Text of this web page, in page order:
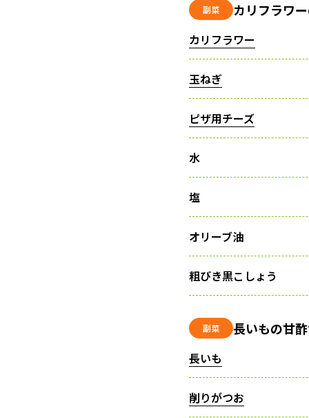
副菜 カリフラワ
カリフラワー
玉ねぎ
ピザ用チーズ
水
塩
オリーブ油
粗びき黒こしょう
副菜 長いもの甘
長いも
削りがつお